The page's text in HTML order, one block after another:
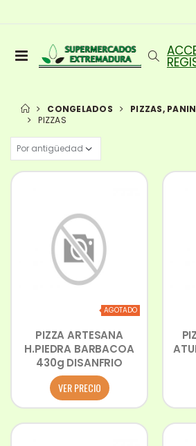
CONGELADOS
PIZZAS,
PIZZAS
AGOTADO
PIZZA ARTESANA
H.PIEDRA BARBACOA
430g DISANFRIO
VER PRECIO